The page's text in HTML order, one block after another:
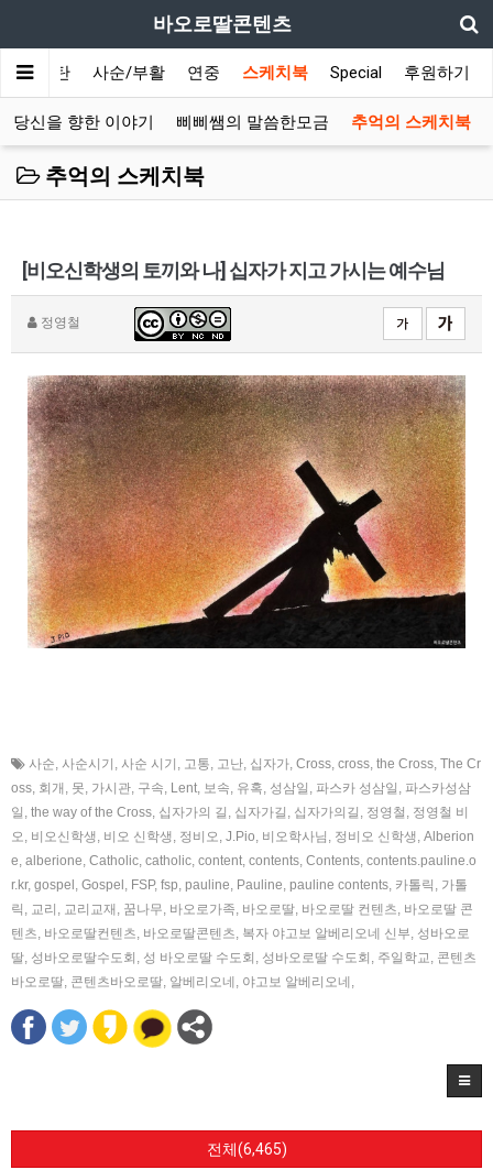
바오로딸콘텐츠
림/성탄 사순/부활 연중 스케치북 Special 후원하기
당신을 향한 이야기 삐삐쌤의 말씀한모금 추억의 스케치북
추억의 스케치북
[비오신학생의 토끼와 나] 십자가 지고 가시는 예수님
정영철
사순, 사순시기 , 사순 시기 , 고통, 고난, 십자가, Cross, cross, the Cross, The Cr
oss, 회개 , 못, 가시관, 구속, Lent, 보속, 유혹, 성삼일 , 파스카 성삼일 , 파스카성삼
일 , the way of the Cross, 십자가의 길 , 십자가길 , 십자가의길 , 정영철 , 정영철 비
오, 비오신학생, 비오 신학생, 정비오, J.Pio, 비오학사님 , 정비오 신학생, Alberion
e, alberione, Catholic, catholic, content, contents, Contents, contents.pauline.o
r.kr, gospel , Gospel , FSP, fsp, pauline, Pauline, pauline contents, 카톨릭 , 가톨
릭 , 교리 , 교리교재 , 꿈나무, 바오로가족, 바오로딸, 바오로딸 컨텐츠, 바오로딸 콘
텐츠, 바오로딸컨텐츠, 바오로딸콘텐츠, 복자 야고보 알베리오네 신부, 성바오로
딸, 성바오로딸수도회 , 성 바오로딸 수도회 , 성바오로딸 수도회 , 주일학교, 콘텐츠
바오로딸, 콘텐츠바오로딸, 알베리오네 , 야고보 알베리오네 ,
전체(6,465)